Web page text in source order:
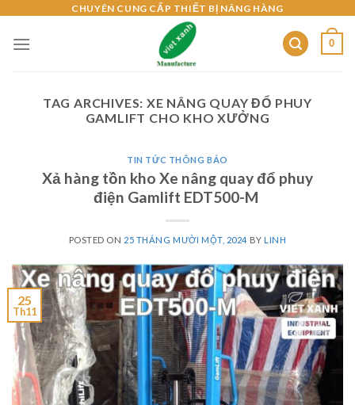
content
CHUYÊN CUNG CẤP THIẾT BỊ NÂNG HÀNG
0
TAG ARCHIVES:XE NÂNG QUAY ĐỔ PHUY
GAMLIFT CHO KHO XƯỞNG
TIN TỨC THÔNG BÁO
Xả hàng tồn kho Xe nâng quay đổ phuy
điện Gamlift EDT500-M
POSTED ON 25 THÁNG MƯỜI MỘT, 2024 BYLINH
25
Th11